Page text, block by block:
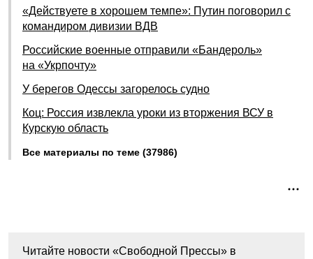
«Действуете в хорошем темпе»: Путин поговорил с
командиром дивизии ВДВ
Российские военные отправили «Бандероль»
на «Укрпочту»
У берегов Одессы загорелось судно
Коц: Россия извлекла уроки из вторжения ВСУ в
Курскую область
Все материалы по теме (37986)
Читайте новости «Свободной Прессы» в